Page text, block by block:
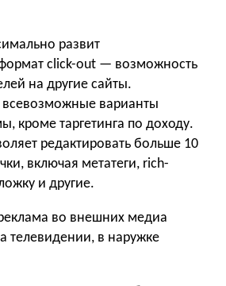
развит
click-out — возможность
на другие сайты.
всевозможные варианты
кроме таргетинга по доходу.
редактировать больше 10
включая метатеги, rich-
и другие.
во внешних медиа
телевидении, в наружке